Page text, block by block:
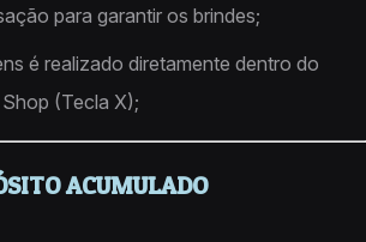
para garantir os brindes;
é realizado diretamente dentro do
(Tecla X);
ACUMULADO